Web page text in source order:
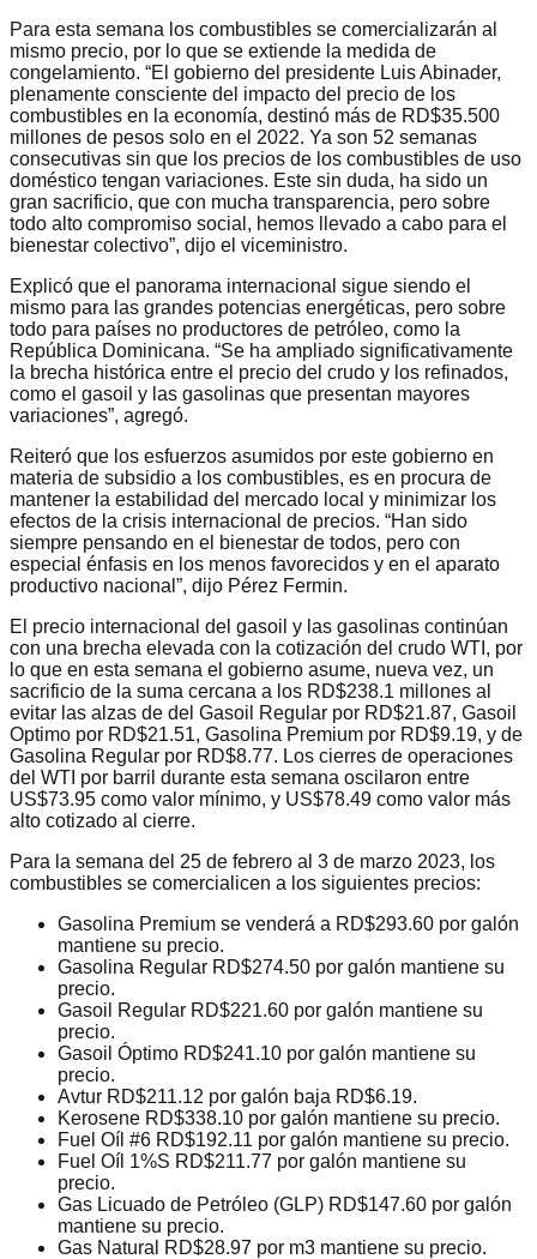
Para esta semana los combustibles se comercializarán al
mismo precio, por lo que se extiende la medida de
congelamiento. “El gobierno del presidente Luis Abinader,
plenamente consciente del impacto del precio de los
combustibles en la economía, destinó más de RD$35.500
millones de pesos solo en el 2022. Ya son 52 semanas
consecutivas sin que los precios de los combustibles de uso
doméstico tengan variaciones. Este sin duda, ha sido un
gran sacrificio, que con mucha transparencia, pero sobre
todo alto compromiso social, hemos llevado a cabo para el
bienestar colectivo”, dijo el viceministro.
Explicó que el panorama internacional sigue siendo el
mismo para las grandes potencias energéticas, pero sobre
todo para países no productores de petróleo, como la
República Dominicana. “Se ha ampliado significativamente
la brecha histórica entre el precio del crudo y los refinados,
como el gasoil y las gasolinas que presentan mayores
variaciones”, agregó.
Reiteró que los esfuerzos asumidos por este gobierno en
materia de subsidio a los combustibles, es en procura de
mantener la estabilidad del mercado local y minimizar los
efectos de la crisis internacional de precios. “Han sido
siempre pensando en el bienestar de todos, pero con
especial énfasis en los menos favorecidos y en el aparato
productivo nacional”, dijo Pérez Fermin.
El precio internacional del gasoil y las gasolinas continúan
con una brecha elevada con la cotización del crudo WTI, por
lo que en esta semana el gobierno asume, nueva vez, un
sacrificio de la suma cercana a los RD$238.1 millones al
evitar las alzas de del Gasoil Regular por RD$21.87, Gasoil
Optimo por RD$21.51, Gasolina Premium por RD$9.19, y de
Gasolina Regular por RD$8.77. Los cierres de operaciones
del WTI por barril durante esta semana oscilaron entre
US$73.95 como valor mínimo, y US$78.49 como valor más
alto cotizado al cierre.
Para la semana del 25 de febrero al 3 de marzo 2023, los
combustibles se comercialicen a los siguientes precios:
Gasolina Premium se venderá a RD$293.60 por galón
mantiene su precio.
Gasolina Regular RD$274.50 por galón mantiene su
precio.
Gasoil Regular RD$221.60 por galón mantiene su
precio.
Gasoil Óptimo RD$241.10 por galón mantiene su
precio.
Avtur RD$211.12 por galón baja RD$6.19.
Kerosene RD$338.10 por galón mantiene su precio.
Fuel Oíl #6 RD$192.11 por galón mantiene su precio.
Fuel Oíl 1%S RD$211.77 por galón mantiene su
precio.
Gas Licuado de Petróleo (GLP) RD$147.60 por galón
mantiene su precio.
Gas Natural RD$28.97 por m3 mantiene su precio.